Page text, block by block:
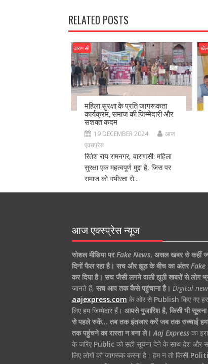
k
RELATED POSTS
वाराणसी
महिला सुरक्षा के प्रति जागरूकता
कार्यक्रम, समाज की जिम्मेदारी और
सशक्त कदम
19 DECEMBER 2024
आज
एक्सप्रेस
रितेश राय रामनगर, वाराणसी: महिला
सुरक्षा एक महत्वपूर्ण मुद्दा है, जिस पर
समाज को गंभीरता से...
आज एक्स्प्रेस न्यूज
सोशल मीडिया पर Fake News, असल खबर से कहीं
दिनों फैल रहा है। सच और झूठ के बीच का अंतर Fake
कर दिया है। सच जैसी लगने वाली झूठी खबरों से लोग
जानते हैं, सच आप तक कैसे पहुंचाना है। Digital
aajexpress.com के ओर से Publish किए गए
लिए हम जिम्मेदार हैं। आपसे गुजारिश है, किसी भी
से पहले रुकें… तब तक इंतजार करें जब तक सच्चाई हमारे
तक पहुंचने का रास्ता न बना ले। Aaj Expressका
के जरिए Publicको सही सूचना देने के साथ देश और
लिए लोगों को जागरूक करना है। हम न तो किसी